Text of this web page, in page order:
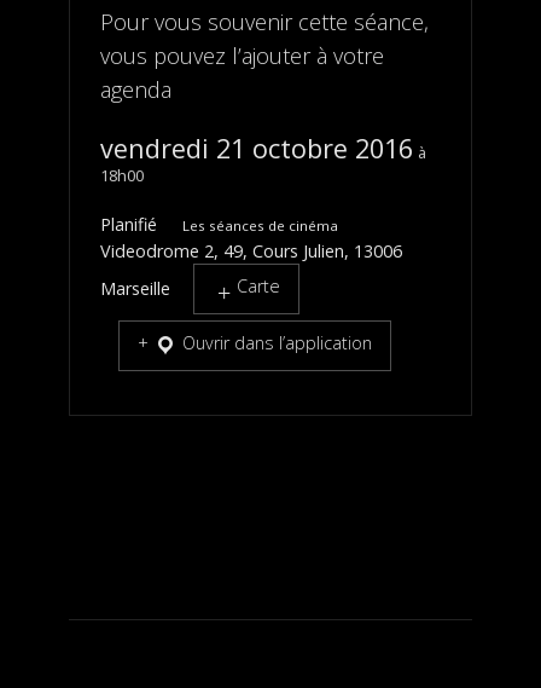
Pour vous souvenir cette séance,
vous pouvez l’ajouter à votre
agenda
vendredi 21 octobre 2016
18h00
Planifié Les séances de cinéma
Videodrome 2, 49, Cours Julien, 13006
Marseille
Carte
Ouvrir dans l’application